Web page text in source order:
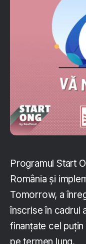
Programul Start
România și
Tomorrow, a
înscrise în cadrul
finanțate cel